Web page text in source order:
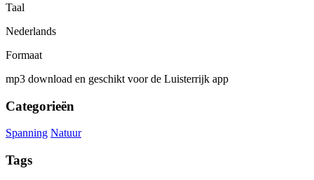
Taal
Nederlands
Formaat
mp3 download en geschikt voor de Luisterrijk app
Categorieën
Spanning Natuur
Tags